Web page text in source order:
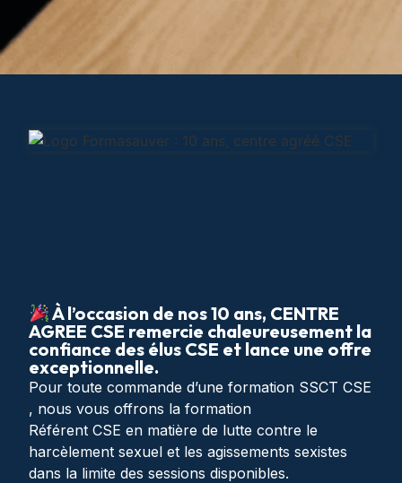
À l’occasion de nos 10 ans, CENTRE
AGREE CSE remercie chaleureusement la
confiance des élus CSE et lance une offre
exceptionnelle.
Pour toute commande d’une formation SSCT CSE
, nous vous offrons la formation
Référent CSE en matière de lutte contre le
harcèlement sexuel et les agissements sexistes
dans la limite des sessions disponibles.